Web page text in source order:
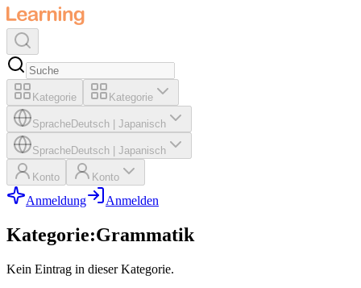
Kategorie Kategorie
SpracheDeutsch Japanisch
SpracheDeutsch Japanisch
Konto Konto
Anmeldung Anmelden
Kategorie:Grammatik
Kein Eintrag in dieser Kategorie.